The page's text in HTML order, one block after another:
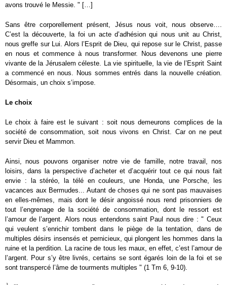
avons trouvé le Messie. " […]
Sans être corporellement présent, Jésus nous voit, nous observe….
C’est la découverte, la foi un acte d’adhésion qui nous unit au Christ,
nous greffe sur Lui. Alors l’Esprit de Dieu, qui repose sur le Christ, passe
en nous et commence à nous transformer. Nous devenons une pierre
vivante de la Jérusalem céleste. La vie spirituelle, la vie de l’Esprit Saint
a commencé en nous. Nous sommes entrés dans la nouvelle création.
Désormais, un choix s’impose.
Le choix
Le choix à faire est le suivant : soit nous demeurons complices de la
société de consommation, soit nous vivons en Christ. Car on ne peut
servir Dieu et Mammon.
Ainsi, nous pouvons organiser notre vie de famille, notre travail, nos
loisirs, dans la perspective d’acheter et d’acquérir tout ce qui nous fait
envie : la stéréo, la télé en couleurs, une Honda, une Porsche, les
vacances aux Bermudes... Autant de choses qui ne sont pas mauvaises
en elles-mêmes, mais dont le désir angoissé nous rend prisonniers de
tout l’engrenage de la société de consommation, dont le ressort est
l’amour de l’argent. Alors nous entendons saint Paul nous dire : " Ceux
qui veulent s’enrichir tombent dans le piège de la tentation, dans de
multiples désirs insensés et pernicieux, qui plongent les hommes dans la
ruine et la perdition. La racine de tous les maux, en effet, c’est l’amour de
l’argent. Pour s’y être livrés, certains se sont égarés loin de la foi et se
sont transpercé l’âme de tourments multiples " (1 Tm 6, 9-10).